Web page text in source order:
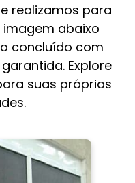
realizamos para
imagem abaixo
concluído com
Explore
suas próprias